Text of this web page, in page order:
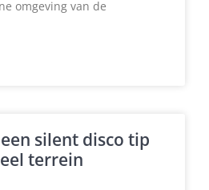
omgeving van de
silent disco tip
terrein